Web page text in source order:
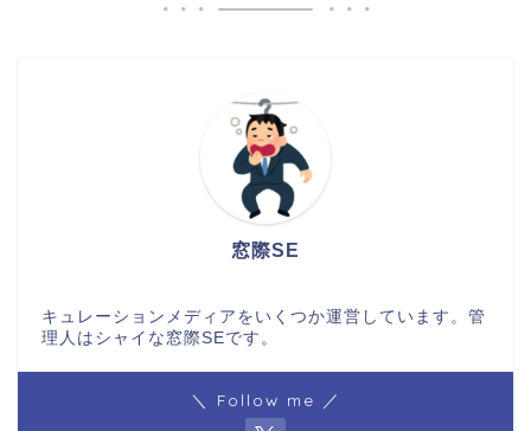
窓際SE
キュレーションメディアをいくつか運営しています。管
理人はシャイな窓際SEです。
＼ Follow me ／